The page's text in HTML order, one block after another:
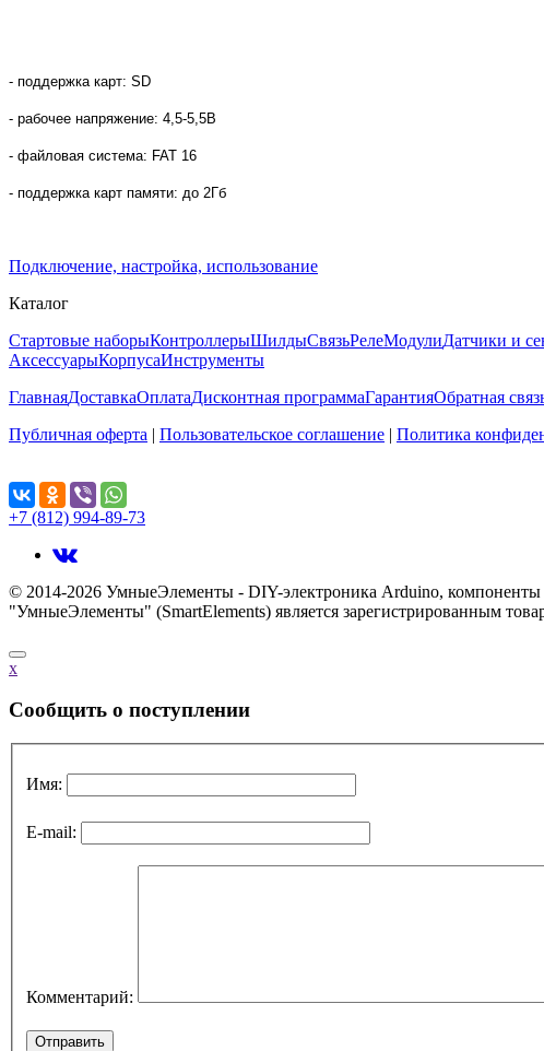
- поддержка карт: SD
- рабочее напряжение: 4,5-5,5В
- файловая система: FAT 16
- поддержка карт памяти: до 2Гб
Подключение, настройка, использование
Каталог
Стартовые наборыКонтроллерыШилдыСвязьРелеМодулиДатчики и
АксессуарыКорпусаИнструменты
ГлавнаяДоставкаОплатаДисконтная программаГарантияОбратная
Публичная оферта | Пользовательское соглашение | Политика
+7 (812) 994-89-73
© 2014-2026 УмныеЭлементы - DIY-электроника Arduino, компоненты
"УмныеЭлементы" (SmartElements) является зарегистрированным
x
Cообщить о поступлении
Имя:
E-mail:
Комментарий: